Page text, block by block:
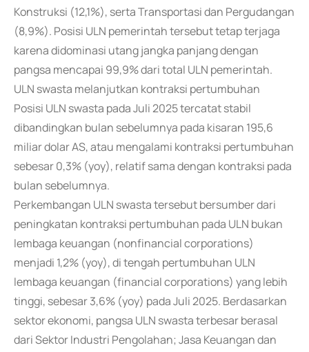
Konstruksi (12,1%), serta Transportasi dan Pergudangan
(8,9%). Posisi ULN pemerintah tersebut tetap terjaga
karena didominasi utang jangka panjang dengan
pangsa mencapai 99,9% dari total ULN pemerintah.
ULN swasta melanjutkan kontraksi pertumbuhan
Posisi ULN swasta pada Juli 2025 tercatat stabil
dibandingkan bulan sebelumnya pada kisaran 195,6
miliar dolar AS, atau mengalami kontraksi pertumbuhan
sebesar 0,3% (yoy), relatif sama dengan kontraksi pada
bulan sebelumnya.
Perkembangan ULN swasta tersebut bersumber dari
peningkatan kontraksi pertumbuhan pada ULN bukan
lembaga keuangan (nonfinancial corporations)
menjadi 1,2% (yoy), di tengah pertumbuhan ULN
lembaga keuangan (financial corporations) yang lebih
tinggi, sebesar 3,6% (yoy) pada Juli 2025. Berdasarkan
sektor ekonomi, pangsa ULN swasta terbesar berasal
dari Sektor Industri Pengolahan; Jasa Keuangan dan